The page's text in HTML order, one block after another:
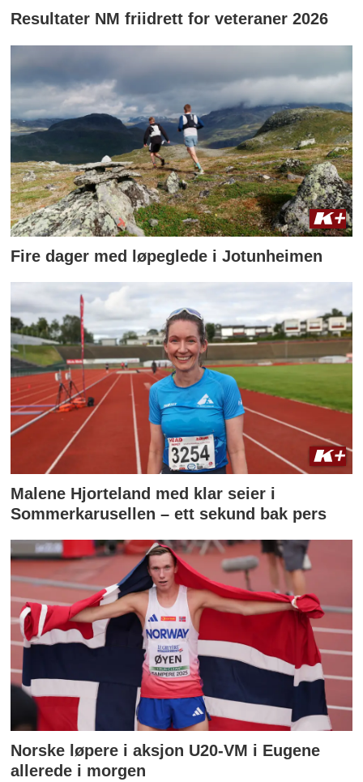
Resultater NM friidrett for veteraner 2026
Fire dager med løpeglede i Jotunheimen
Malene Hjorteland med klar seier i
Sommerkarusellen – ett sekund bak pers
Norske løpere i aksjon U20-VM i Eugene
allerede i morgen